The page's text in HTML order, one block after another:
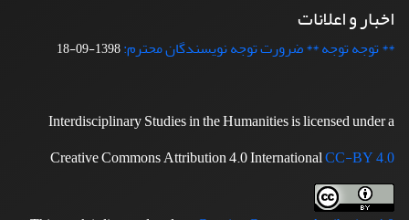
اخبار و اعلانات
** توجه توجه ** ضرورت توجه نویسندگان محترم:1398-09-18
Interdisciplinary Studies in the Humanities is licensed under a
Creative Commons Attribution 4.0 InternationalCC-BY 4.0